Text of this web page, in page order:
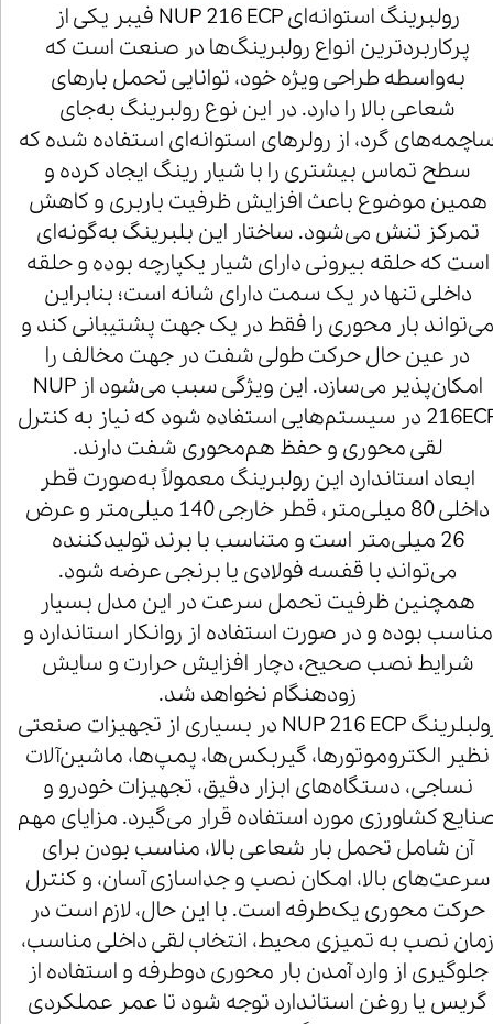
رولبرینگ استوانه‌ای NUP 216 ECP فیبر یکی از
پرکاربردترین انواع رولبرینگ‌ها در صنعت است که
به‌واسطه طراحی ویژه خود، توانایی تحمل بارهای
شعاعی بالا را دارد. در این نوع رولبرینگ به‌جای
گرد، از رولرهای استوانه‌ای استفاده شده که
سطح تماس بیشتری را با شیار رینگ ایجاد کرده و
همین موضوع باعث افزایش ظرفیت باربری و کاهش
تمرکز تنش می‌شود. ساختار این بلبرینگ به‌گونه‌ای
است که حلقه بیرونی دارای شیار یکپارچه بوده و حلقه
داخلی تنها در یک سمت دارای شانه است؛ بنابراین
می‌تواند بار محوری را فقط در یک جهت پشتیبانی کند و
در عین حال حرکت طولی شفت در جهت مخالف را
امکان‌پذیر می‌سازد. این ویژگی سبب می‌شود از NUP
216ECP در سیستم‌هایی استفاده شود که نیاز به کنترل
لقی محوری و حفظ هم‌محوری شفت دارند.
ابعاد استاندارد این رولبرینگ معمولاً به‌صورت قطر
داخلی 80 میلی‌متر، قطر خارجی 140 میلی‌متر و عرض
26 میلی‌متر است و متناسب با برند تولیدکننده
می‌تواند با قفسه فولادی یا برنجی عرضه شود.
همچنین ظرفیت تحمل سرعت در این مدل بسیار
مناسب بوده و در صورت استفاده از روانکار استاندارد و
شرایط نصب صحیح، دچار افزایش حرارت و سایش
زودهنگام نخواهد شد.
رولبلرینگ NUP 216 ECP در بسیاری از تجهیزات صنعتی
نظیر الکتروموتورها، گیربکس‌ها، پمپ‌ها، ماشین‌آلات
نساجی، دستگاه‌های ابزار دقیق، تجهیزات خودرو و
کشاورزی مورد استفاده قرار می‌گیرد. مزایای مهم
آن شامل تحمل بار شعاعی بالا، مناسب بودن برای
سرعت‌های بالا، امکان نصب و جداسازی آسان، و کنترل
حرکت محوری یک‌طرفه است. با این حال، لازم است در
زمان نصب به تمیزی محیط، انتخاب لقی داخلی مناسب،
جلوگیری از وارد آمدن بار محوری دوطرفه و استفاده از
گریس یا روغن استاندارد توجه شود تا عمر عملکردی